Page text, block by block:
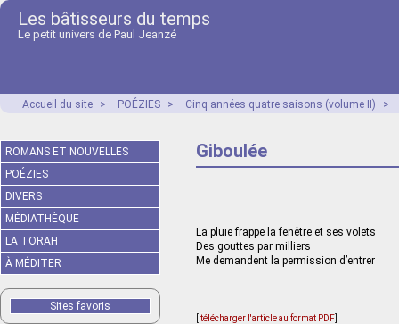
Les bâtisseurs du temps
Le petit univers de Paul Jeanzé
Accueil du site > POÉZIES > Cinq années quatre saisons (volume II) >
Giboulée
La pluie frappe la fenêtre et ses volets
Des gouttes par milliers
Me demandent la permission d’entrer
télécharger l'article au format PDF
ROMANS ET NOUVELLES
POÉZIES
DIVERS
MÉDIATHÈQUE
LA TORAH
À MÉDITER
Sites favoris